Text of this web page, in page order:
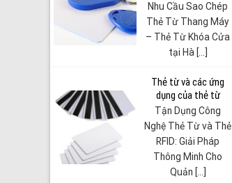
Nhu Cầu Sao Chép
Thẻ Từ Thang Máy
– Thẻ Từ Khóa Cửa
tại Hà [...]
Thẻ từ và các ứng
dụng của thẻ từ
Tận Dụng Công
Nghệ Thẻ Từ và Thẻ
RFID: Giải Pháp
Thông Minh Cho
Quản [...]